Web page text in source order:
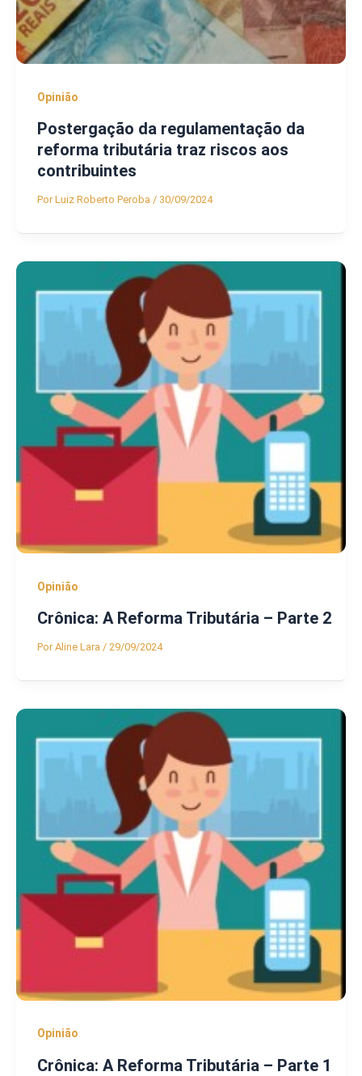
Opinião
Postergação da regulamentação da
reforma tributária traz riscos aos
contribuintes
PorLuiz Roberto Peroba / 30/09/2024
Opinião
Crônica: A Reforma Tributária – Parte 2
PorAline Lara / 29/09/2024
Opinião
Crônica: A Reforma Tributária – Parte 1